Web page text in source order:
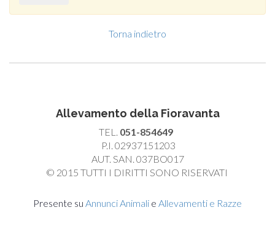
Torna indietro
Allevamento della Fioravanta
TEL. 051-854649
P.I. 02937151203
AUT. SAN. 037BO017
© 2015 TUTTI I DIRITTI SONO RISERVATI
Presente su Annunci Animali e Allevamenti e Razze